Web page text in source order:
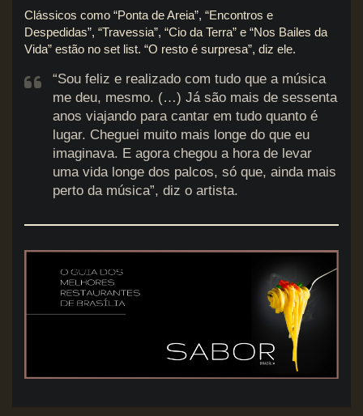
Clássicos como “Ponta de Areia”, “Encontros e
Despedidas”, “Travessia”, “Cio da Terra” e “Nos Bailes da
Vida” estão no set list. “O resto é surpresa”, diz ele.
“Sou feliz e realizado com tudo que a música
me deu, mesmo. (…) Já são mais de sessenta
anos viajando para cantar em tudo quanto é
lugar. Cheguei muito mais longe do que eu
imaginava. E agora chegou a hora de levar
uma vida longe dos palcos, só que, ainda mais
perto da música”, diz o artista.